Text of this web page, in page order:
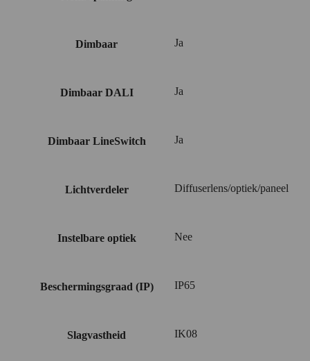
Dimbaar Ja
Dimbaar DALI Ja
Dimbaar LineSwitch Ja
Lichtverdeler Diffuserlens/optiek/paneel
Instelbare optiek Nee
Beschermingsgraad (IP) IP65
Slagvastheid IK08